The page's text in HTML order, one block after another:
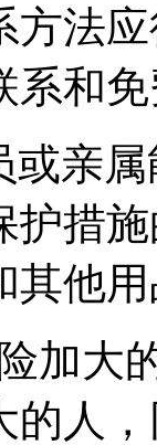
方法
系和
或亲
护措
其他
加大
的人